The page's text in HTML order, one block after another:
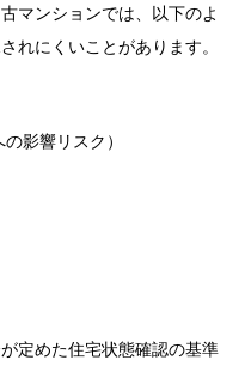
マンションでは、以下のよ
れにくいことがあります。
影響リスク）
定めた住宅状態確認の基準